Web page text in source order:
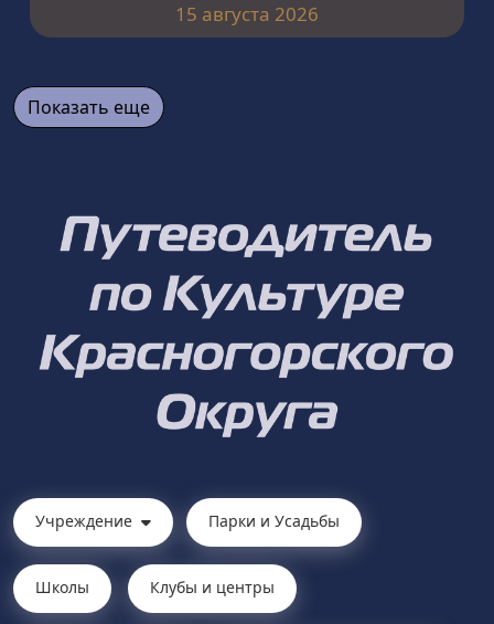
15 августа 2026
Показать еще
Учреждение Парки и Усадьбы
Школы Клубы и центры